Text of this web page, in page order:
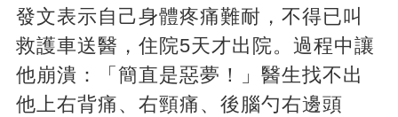
發文表示自己身體疼痛難耐，不得已叫
救護車送醫，住院5天才出院。過程中讓
他崩潰：「簡直是惡夢！」醫生找不出
他上右背痛、右頸痛、後腦勺右邊頭